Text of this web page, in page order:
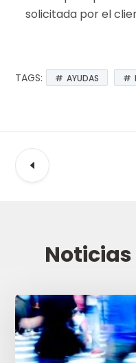
solicitada por el
TAGS: AYUDAS